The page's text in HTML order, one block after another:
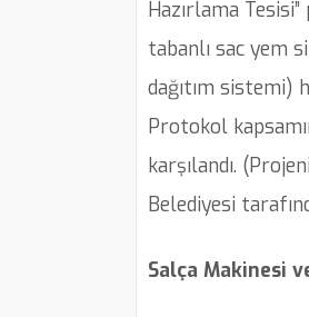
Hazırlama
tabanlı sac yem
dağıtım sistemi)
Protokol
karşılandı.
Belediyesi
Salça Makinesi